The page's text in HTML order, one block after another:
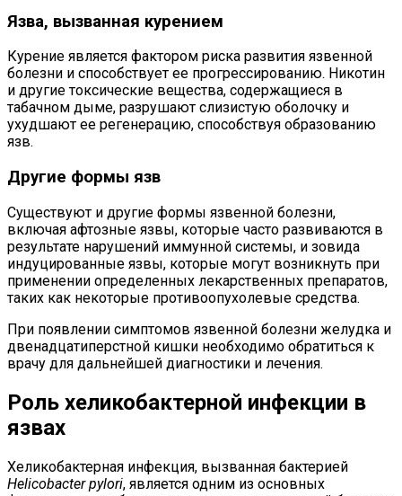
Язва, вызванная курением
Курение является фактором риска развития язвенной
болезни и способствует ее прогрессированию. Никотин
и другие токсические вещества, содержащиеся в
табачном дыме, разрушают слизистую оболочку и
ухудшают ее регенерацию, способствуя образованию
язв.
Другие формы язв
Существуют и другие формы язвенной болезни,
включая афтозные язвы, которые часто развиваются в
результате нарушений иммунной системы, и зовида
индуцированные язвы, которые могут возникнуть при
применении определенных лекарственных препаратов,
таких как некоторые противоопухолевые средства.
При появлении симптомов язвенной болезни желудка и
двенадцатиперстной кишки необходимо обратиться к
врачу для дальнейшей диагностики и лечения.
Роль хеликобактерной инфекции в
язвах
Хеликобактерная инфекция, вызванная бактерией
Helicobacter pylori, является одним из основных